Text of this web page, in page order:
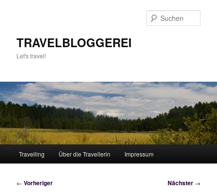
TRAVELBLOGGEREI
Let's travel!
Travelling Über die Travellerin Impressum
Beitragsnavigation
← Vorheriger Nächster →